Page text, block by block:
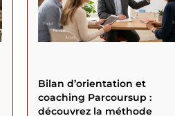
Bilan d’orientation et
coaching Parcoursup :
découvrez la méthode